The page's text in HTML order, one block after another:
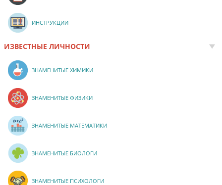
ИНСТРУКЦИИ
ИЗВЕСТНЫЕ ЛИЧНОСТИ
ЗНАМЕНИТЫЕ ХИМИКИ
ЗНАМЕНИТЫЕ ФИЗИКИ
ЗНАМЕНИТЫЕ МАТЕМАТИКИ
ЗНАМЕНИТЫЕ БИОЛОГИ
ЗНАМЕНИТЫЕ ПСИХОЛОГИ